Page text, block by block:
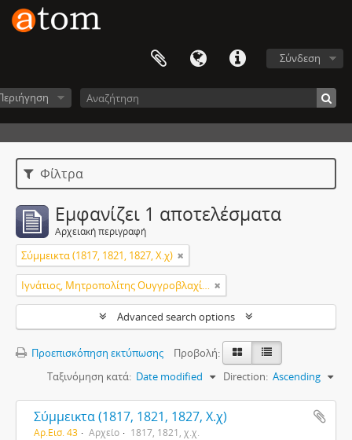
Σύνδεση
Φίλτρα
Εμφανίζει 1 αποτελέσματα
Αρχειακή περιγραφή
Σύμμεικτα (1817, 1821, 1827, Χ.χ)
Ιγνάτιος, Μητροπολίτης Ουγγροβλαχίας
Advanced search options
Προεπισκόπηση εκτύπωσης
Προβολή:
Ταξινόμηση κατά: Date modified Direction: Ascending
Σύμμεικτα (1817, 1821, 1827, Χ.χ)
Αρ.Εισ. 43 Αρχείο 1817, 1821, χ.χ.